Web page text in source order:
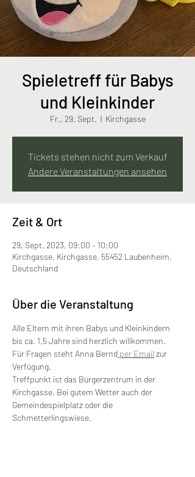
Spieletreff für Babys
und Kleinkinder
Fr., 29. Sept.
  |
Kirchgasse
Tickets stehen nicht zum Verkauf
Andere Veranstaltungen ansehen
Zeit & Ort
29. Sept. 2023, 09:00 – 10:00
Kirchgasse, Kirchgasse, 55452 Laubenheim,
Deutschland
Über die Veranstaltung
Alle Eltern mit ihren Babys und Kleinkindern
bis ca. 1,5 Jahre sind herzlich willkommen.
Für Fragen steht Anna Bernd per Email zur
Verfügung.
Treffpunkt ist das Bürgerzentrum in der
Kirchgasse. Bei gutem Wetter auch der
Gemeindespielplatz oder die
Schmetterlingswiese.